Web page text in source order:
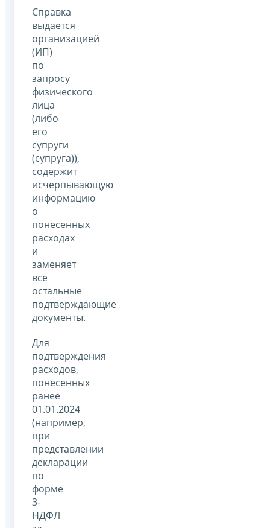
Справка
выдается
организацией
(ИП)
по
запросу
физического
лица
(либо
его
супруги
(супруга)),
содержит
исчерпывающую
информацию
о
понесенных
расходах
и
заменяет
все
остальные
подтверждающие
документы.
Для
подтверждения
расходов,
понесенных
ранее
01.01.2024
(например,
при
представлении
декларации
по
форме
3-
НДФЛ